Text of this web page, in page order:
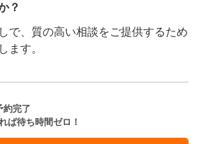
？
で、質の高い相談をご提供するため
ます。
約完了
ば待ち時間ゼロ！